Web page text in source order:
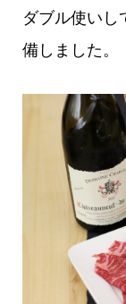
ダブル使いし
備しました。